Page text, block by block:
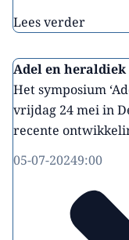
Lees verder
Adel en heraldiek
Het symposium
vrijdag 24 mei in
recente
05-07-20249:00